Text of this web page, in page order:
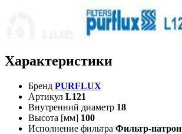
Характеристики
Бренд PURFLUX
Артикул L121
Внутренний диаметр 18
Высота [мм] 100
Исполнение фильтра Фильтр-патрон